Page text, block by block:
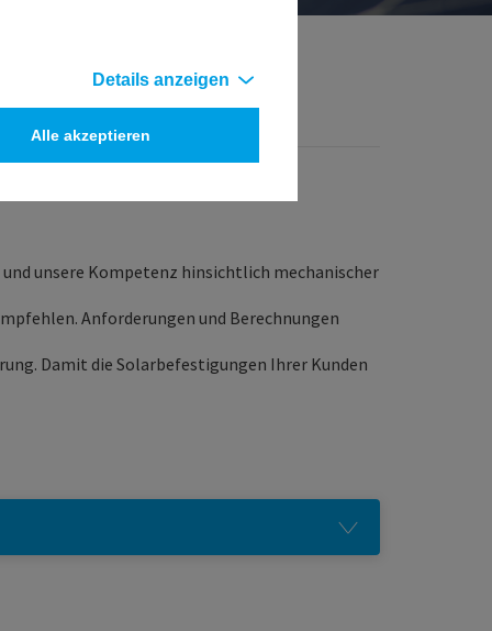
Details anzeigen
Alle akzeptieren
unsere Kompetenz hinsichtlich mechanischer
Anforderungen und Berechnungen
Damit die Solarbefestigungen Ihrer Kunden